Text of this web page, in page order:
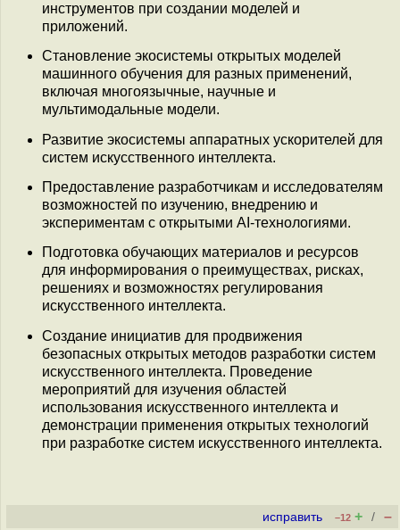
инструментов при создании моделей и
приложений.
Становление экосистемы открытых моделей
машинного обучения для разных применений,
включая многоязычные, научные и
мультимодальные модели.
Развитие экосистемы аппаратных ускорителей для
систем искусственного интеллекта.
Предоставление разработчикам и исследователям
возможностей по изучению, внедрению и
экспериментам с открытыми AI-технологиями.
Подготовка обучающих материалов и ресурсов
для информирования о преимуществах, рисках,
решениях и возможностях регулирования
искусственного интеллекта.
Создание инициатив для продвижения
безопасных открытых методов разработки систем
искусственного интеллекта. Проведение
мероприятий для изучения областей
использования искусственного интеллекта и
демонстрации применения открытых технологий
при разработке систем искусственного интеллекта.
исправить –12 + / –